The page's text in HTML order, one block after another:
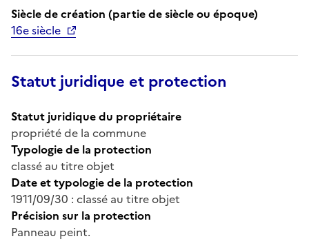
Siècle de création (partie de siècle ou époque)
16e siècle
Statut juridique et protection
Statut juridique du propriétaire
propriété de la commune
Typologie de la protection
classé au titre objet
Date et typologie de la protection
1911/09/30 : classé au titre objet
Précision sur la protection
Panneau peint.